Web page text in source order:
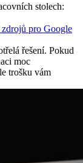
stolech:
pro Google
řešení. Pokud
moc
trošku vám